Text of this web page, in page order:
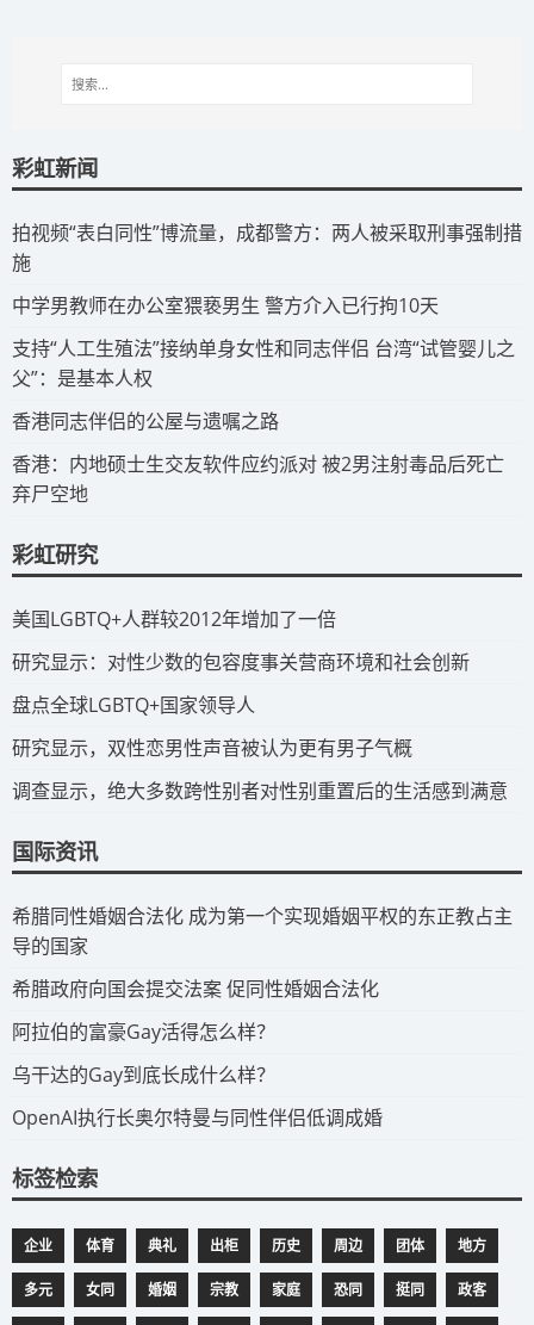
彩虹新闻
拍视频“表白同性”博流量，成都警方：两人被采取刑事强制措
施
​中学男教师在办公室猥亵男生 警方介入已行拘10天
​支持“人工生殖法”接纳单身女性和同志伴侣 台湾“试管婴儿之
父”：是基本人权
​香港同志伴侣的公屋与遗嘱之路
​香港：内地硕士生交友软件应约派对 被2男注射毒品后死亡
弃尸空地
彩虹研究
​美国LGBTQ+人群较2012年增加了一倍
​研究显示：对性少数的包容度事关营商环境和社会创新
​盘点全球LGBTQ+国家领导人
研究显示，双性恋男性声音被认为更有男子气概
调查显示，绝大多数跨性别者对性别重置后的生活感到满意
国际资讯
​希腊同性婚姻合法化 成为第一个实现婚姻平权的东正教占主
导的国家
​希腊政府向国会提交法案 促同性婚姻合法化
​阿拉伯的富豪Gay活得怎么样？
​乌干达的Gay到底长成什么样？
​OpenAI执行长奥尔特曼与同性伴侣低调成婚
标签检索
企业 体育 典礼 出柜 历史 周边 团体 地方
多元 女同 婚姻 宗教 家庭 恐同 挺同 政客